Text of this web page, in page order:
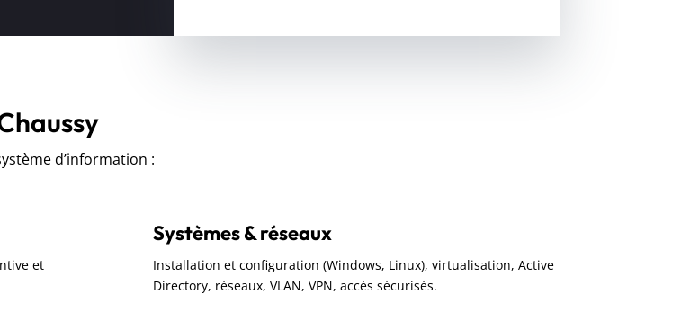
d’information :
et
Systèmes & réseaux
Installation et configuration (Windows, Linux), virtualisation, Active
Directory, réseaux, VLAN, VPN, accès sécurisés.